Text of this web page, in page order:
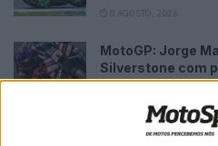
MotoGP: Jorge
Silverstone com
MotoGP: